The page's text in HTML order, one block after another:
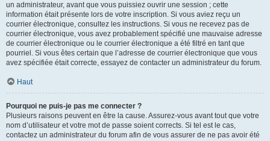
un administrateur, avant que vous puissiez ouvrir une session ; cette
information était présente lors de votre inscription. Si vous aviez reçu un
courrier électronique, consultez les instructions. Si vous ne recevez pas de
courrier électronique, vous avez probablement spécifié une mauvaise adresse
de courrier électronique ou le courrier électronique a été filtré en tant que
pourriel. Si vous êtes certain que l’adresse de courrier électronique que vous
avez spécifiée était correcte, essayez de contacter un administrateur du forum.
Haut
Pourquoi ne puis-je pas me connecter ?
Plusieurs raisons peuvent en être la cause. Assurez-vous avant tout que votre
nom d’utilisateur et votre mot de passe soient corrects. Si tel est le cas,
contactez un administrateur du forum afin de vous assurer de ne pas avoir été